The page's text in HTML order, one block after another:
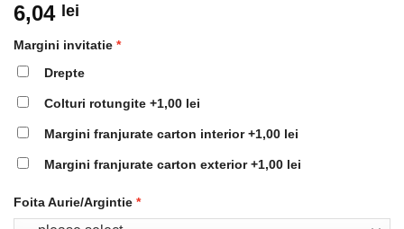
6,04 lei
Margini invitatie
Drepte
Colturi rotungite +1,00 lei
Margini franjurate carton interior+1,00 lei
Margini franjurate carton exterior+1,00 lei
Foita Aurie/Argintie